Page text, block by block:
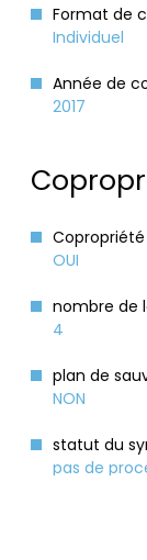
Format de
Individuel
Année de
2017
Copropriété
OUI
nombre de
4
plan de
NON
statut du
pas de